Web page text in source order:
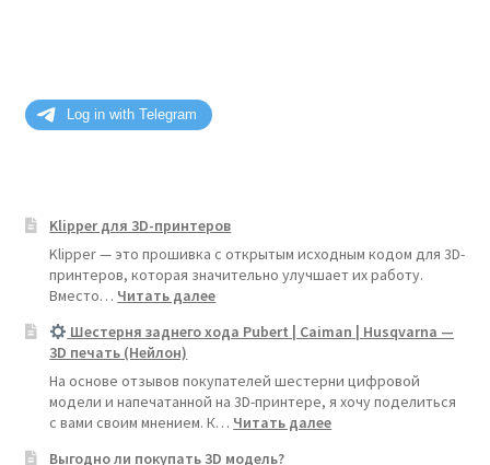
Klipper для 3D-принтеров
Klipper — это прошивка с открытым исходным кодом для 3D-
принтеров, которая значительно улучшает их работу.
Вместо… Читать далее:
для
принтеров</strong>
Шестерня заднего хода Pubert | Caiman | Husqvarna —
3D печать (Нейлон)
На основе отзывов покупателей шестерни цифровой
модели и напечатанной на 3D-принтере, я хочу поделиться
с вами своим мнением. К… Читать далее:
Выгодно ли покупать 3D модель?